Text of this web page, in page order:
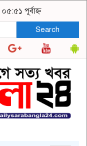
পূর্বাহ্ন
Search